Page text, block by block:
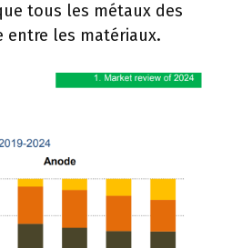
tous les métaux des
entre les matériaux.